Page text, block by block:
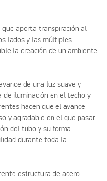
que aporta transpiración al
lados y las múltiples
la creación de un ambiente
de una luz suave y
de iluminación en el techo y
hacen que el avance
y agradable en el que pasar
del tubo y su forma
durante toda la
estructura de acero